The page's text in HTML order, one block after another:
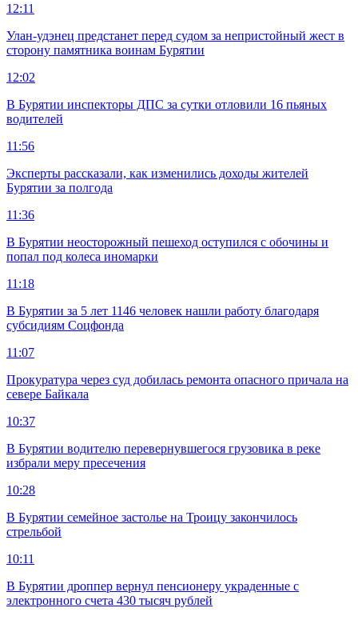
12:11
Улан-удэнец предстанет перед судом за непристойный жест в
сторону памятника воинам Бурятии
12:02
В Бурятии инспекторы ДПС за сутки отловили 16 пьяных
водителей
11:56
Эксперты рассказали, как изменились доходы жителей
Бурятии за полгода
11:36
В Бурятии неосторожный пешеход оступился с обочины и
попал под колеса иномарки
11:18
В Бурятии за 5 лет 1146 человек нашли работу благодаря
субсидиям Соцфонда
11:07
Прокуратура через суд добилась ремонта опасного причала на
севере Байкала
10:37
В Бурятии водителю перевернувшегося грузовика в реке
избрали меру пресечения
10:28
В Бурятии семейное застолье на Троицу закончилось
стрельбой
10:11
В Бурятии дроппер вернул пенсионеру украденные с
электронного счета 430 тысяч рублей